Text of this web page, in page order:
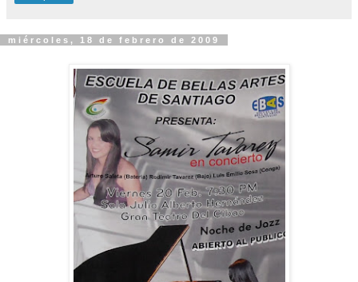
miércoles, 18 de febrero de 2009